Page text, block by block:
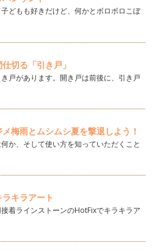
ョンのポ…
「おしゃピク」アイデア
ャレなピクニック"略して「おし
ィークラフト
りで連想するものと言えば「笹
などでし…
のパーティーアイテム～テーブル
き、今回はコレを買っておくと
繰り返…
パーティーアイテム～空間演出
アイテムには様々な種類があり、
ってしま…
どもも好きだけど、何かとボロボロこぼ
切る「引き戸」
戸があります。開き戸は前後に、引き戸
梅雨とムシムシ夏を撃退しよう！
か、そして使い方を知っていただくこと
キラアート
着ラインストーンのHotFixでキラキラア